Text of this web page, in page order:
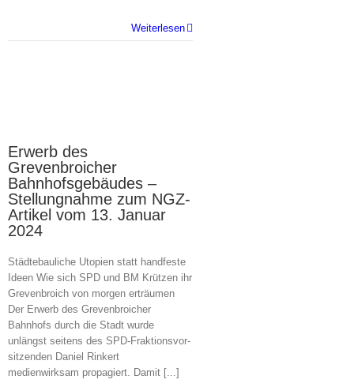
Weiterlesen
Erwerb des
Grevenbroicher
Bahnhofsgebäudes –
Stellungnahme zum NGZ-
Artikel vom 13. Januar
2024
Städtebauliche Utopien statt handfeste
Ideen Wie sich SPD und BM Krützen ihr
Grevenbroich von morgen erträumen
Der Erwerb des Grevenbroicher
Bahnhofs durch die Stadt wurde
unlängst seitens des SPD-Fraktionsvor-
sitzenden Daniel Rinkert
medienwirksam propagiert. Damit [...]